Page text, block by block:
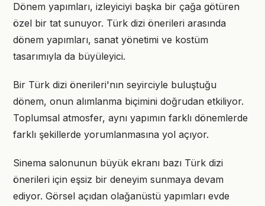
Dönem yapımları, izleyiciyi başka bir çağa götüren
özel bir tat sunuyor. Türk dizi önerileri arasında
dönem yapımları, sanat yönetimi ve kostüm
tasarımıyla da büyüleyici.
Bir Türk dizi önerileri'nın seyirciyle buluştuğu
dönem, onun alımlanma biçimini doğrudan etkiliyor.
Toplumsal atmosfer, aynı yapımın farklı dönemlerde
farklı şekillerde yorumlanmasına yol açıyor.
Sinema salonunun büyük ekranı bazı Türk dizi
önerileri için eşsiz bir deneyim sunmaya devam
ediyor. Görsel açıdan olağanüstü yapımları evde